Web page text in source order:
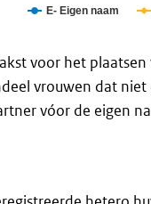
E- Eigen naam
voor het
vrouwen dat
vóor de eigen